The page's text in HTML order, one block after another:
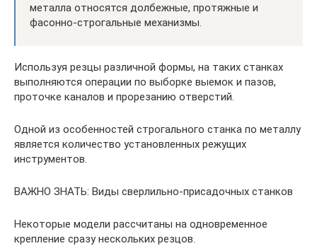
металла относятся долбежные, протяжные и
фасонно-строгальные механизмы.
Используя резцы различной формы, на таких станках
выполняются операции по выборке выемок и пазов,
проточке каналов и прорезанию отверстий.
Одной из особенностей строгального станка по металлу
является количество установленных режущих
инструментов.
ВАЖНО ЗНАТЬ: Виды сверлильно-присадочных станков
Некоторые модели рассчитаны на одновременное
крепление сразу нескольких резцов.